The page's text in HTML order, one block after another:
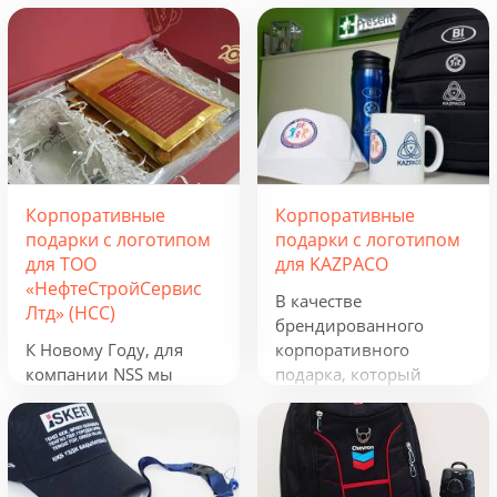
Корпоративные
подарки с логотипом
для ТОО
«НефтеСтройСервис
Лтд» (НСС)
К Новому Году, для
компании NSS мы
разработали
креативную подборку
из наборов «Кофеист»,
«Christmas Sky» и
Корпоративные
подарки с логотипом
для KAZPACO
В качестве
брендированного
корпоративного
подарка, который
можно использовать в
течение всего года, мы
предложили набор из
рюкзака, фонарика,